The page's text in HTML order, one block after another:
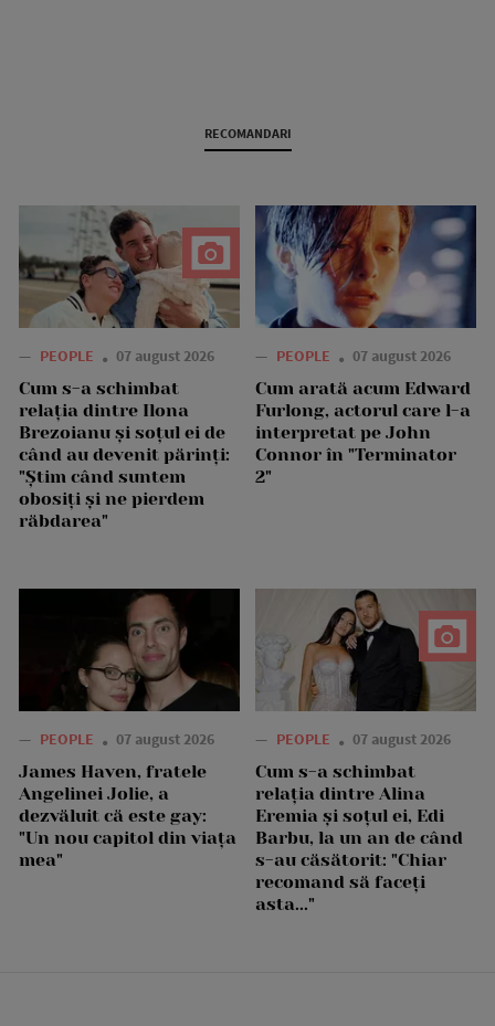
RECOMANDARI
— PEOPLE 07 august 2026
Cum s-a schimbat
relația dintre Ilona
Brezoianu și soțul ei de
când au devenit părinți:
"Știm când suntem
obosiți și ne pierdem
răbdarea"
— PEOPLE 07 august 2026
Cum arată acum Edward
Furlong, actorul care l-a
interpretat pe John
Connor în "Terminator
2"
— PEOPLE 07 august 2026
James Haven, fratele
Angelinei Jolie, a
dezvăluit că este gay:
"Un nou capitol din viața
mea"
— PEOPLE 07 august 2026
Cum s-a schimbat
relația dintre Alina
Eremia și soțul ei, Edi
Barbu, la un an de când
s-au căsătorit: "Chiar
recomand să faceți
asta..."